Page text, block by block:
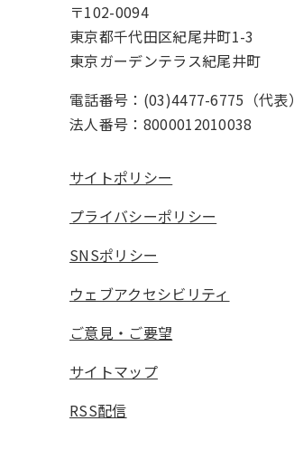
〒102-0094
東京都千代田区紀尾井町1-3
東京ガーデンテラス紀尾井町
電話番号：(03)4477-6775（代表）
法人番号：8000012010038
サイトポリシー
プライバシーポリシー
SNSポリシー
ウェブアクセシビリティ
ご意見・ご要望
サイトマップ
RSS配信